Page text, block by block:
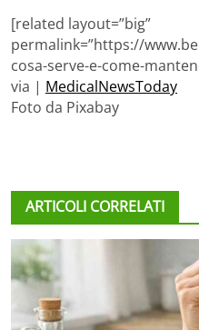
[related layout=”big”
permalink=”https://
cosa-serve-e-come-
via | MedicalNewsToday
Foto da Pixabay
ARTICOLI CORRELATI